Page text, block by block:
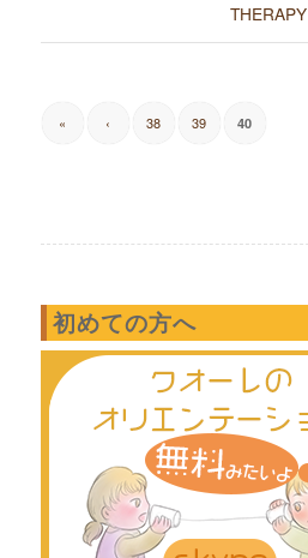
THERAPY
« ‹ 38 39 40
初めての方へ